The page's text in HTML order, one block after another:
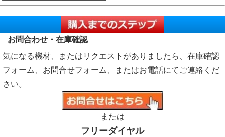
お問合わせ・在庫確認
気になる機材、またはリクエストがありましたら、在庫確認
フォーム、お問合せフォーム、またはお電話にてご連絡くだ
さい。
または
フリーダイヤル